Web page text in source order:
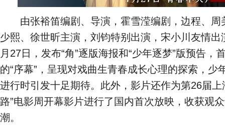
由张裕笛编剧、导演，霍雪滢编剧，边程、周
少熙、徐世昕主演，刘钧特别出演，宋小川友情
月27日，发布“角”逐版海报和“少年逐梦”版预告，
的“序幕”，呈现对戏曲生青春成长心理的探索，少
进行时引发十足期待。此外，影片还作为第26届上
路”电影周开幕影片进行了国内首次放映，收获观
潮。